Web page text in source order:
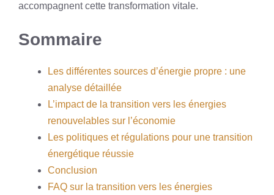
accompagnent cette transformation vitale.
Sommaire
Les différentes sources d’énergie propre : une
analyse détaillée
L’impact de la transition vers les énergies
renouvelables sur l’économie
Les politiques et régulations pour une transition
énergétique réussie
Conclusion
FAQ sur la transition vers les énergies